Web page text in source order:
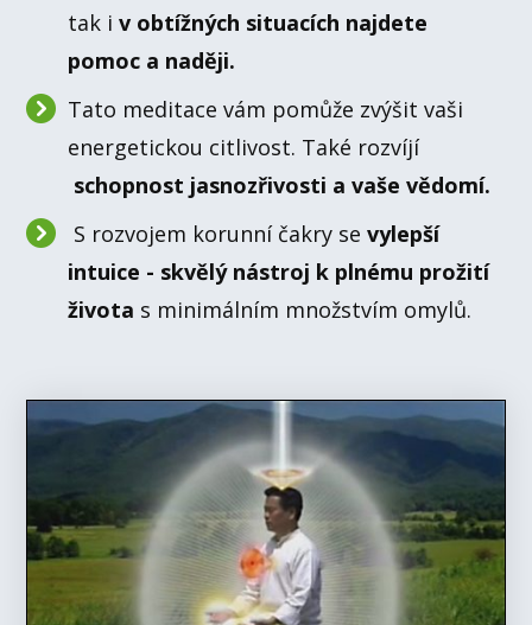
tak iv obtížných situacích najdete
pomoc a naději.
Tato meditace vám pomůže zvýšit vaši
energetickou citlivost. Také rozvíjí
schopnost jasnozřivosti a vaše vědomí.
S rozvojem korunní čakry sevylepší
intuice - skvělý nástroj k plnému prožití
života s minimálním množstvím omylů.